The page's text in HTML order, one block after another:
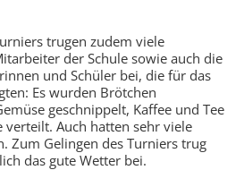
trugen zudem viele
der Schule sowie auch die
und Schüler bei, die für das
Es wurden Brötchen
geschnippelt, Kaffee und Tee
verteilt. Auch hatten sehr viele
Zum Gelingen des Turniers trug
das gute Wetter bei.